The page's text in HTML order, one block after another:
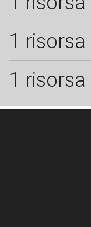
1 risorsa
1 risorsa